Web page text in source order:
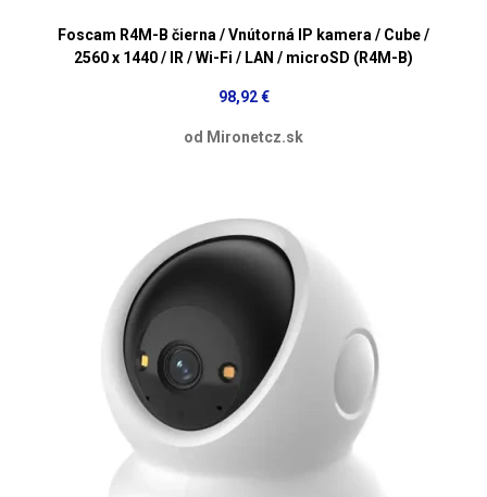
Foscam R4M-B čierna / Vnútorná IP kamera / Cube /
2560 x 1440 / IR / Wi-Fi / LAN / microSD (R4M-B)
98,92 €
od Mironetcz.sk